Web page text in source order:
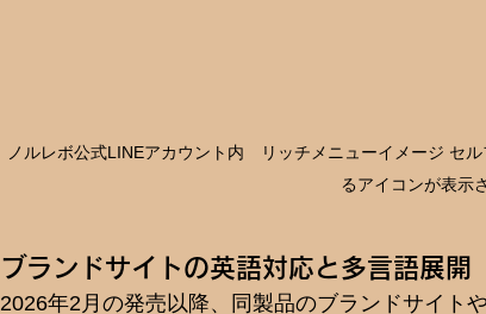
ノルレボ公式LINEアカウント内　リッチメニューイメージ セ
るアイコンが表示
ブランドサイトの英語対応と多言語展開
2026年2月の発売以降、同製品のブランドサイト